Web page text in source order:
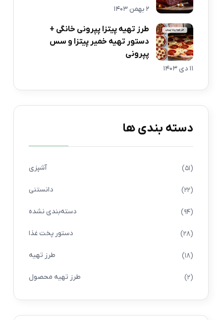
2 بهمن 1403
طرز تهیه پیتزا پپرونی خانگی +
دستور تهیه خمیر پیتزا و سس
پپرونی
11 دی 1403
دسته بندی ها
آشپزی (51)
دانستنی (22)
دسته‌بندی نشده (94)
دستور پخت غذا (28)
طرز تهیه (18)
طرز تهیه محصول (2)